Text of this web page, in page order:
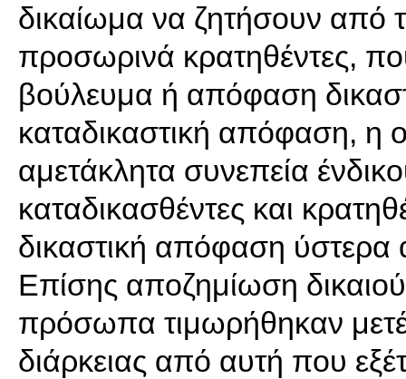
δικαίωμα να ζητήσουν από
προσωρινά κρατηθέντες,
βούλευμα ή απόφαση
καταδικαστική απόφαση, η
αμετάκλητα συνεπεία
καταδικασθέντες και
δικαστική απόφαση ύστερα
Επίσης αποζημίωση
πρόσωπα τιμωρήθηκαν
διάρκειας από αυτή που